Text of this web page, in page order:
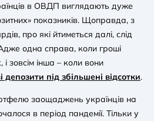
в ОВДП виглядають дуже
показників. Щоправда, з
про які йтиметься далі, слід
одна справа, коли гроші
зовсім інша – коли вони
депозити під збільшені відсотки.
заощаджень українців на
в період пандемії. Тільки у